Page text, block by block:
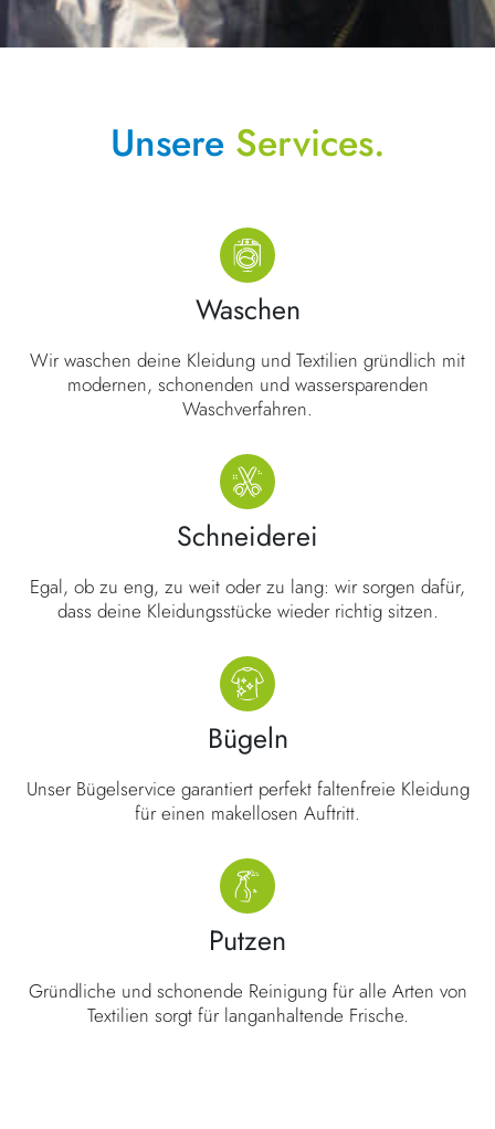
Unsere Services.
Waschen
Wir waschen deine Kleidung und Textilien gründlich mit
modernen, schonenden und wassersparenden
Waschverfahren.
Schneiderei
Egal, ob zu eng, zu weit oder zu lang: wir sorgen dafür,
dass deine Kleidungsstücke wieder richtig sitzen.
Bügeln
Unser Bügelservice garantiert perfekt faltenfreie Kleidung
für einen makellosen Auftritt.
Putzen
Gründliche und schonende Reinigung für alle Arten von
Textilien sorgt für langanhaltende Frische.